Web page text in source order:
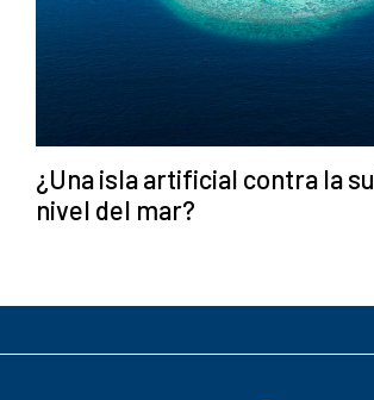
¿Una isla artificial contra la
nivel del mar?